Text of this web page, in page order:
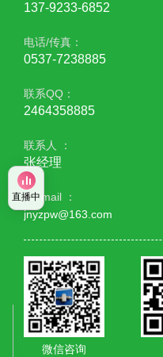
137-9233-6852
电话/传真：
0537-7238885
联系QQ：
2464358885
联系人 ：
张经理
E - mail ：
jnyzpw@163.com
微信咨询
直播中